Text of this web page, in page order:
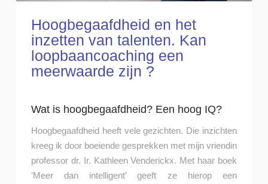
Hoogbegaafdheid en het
inzetten van talenten. Kan
loopbaancoaching een
meerwaarde zijn ?
Wat is hoogbegaafdheid? Een hoog IQ?
Hoogbegaafdheid heeft vele gezichten. Die inzichten
kreeg ik door boeiende gesprekken met mijn vriendin
professor dr. Ir. Kathleen Venderickx. Met haar boek
’Meer dan intelligent’ geeft ze hierop een